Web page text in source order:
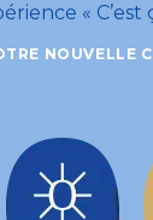
« C’est
NOUVELLE